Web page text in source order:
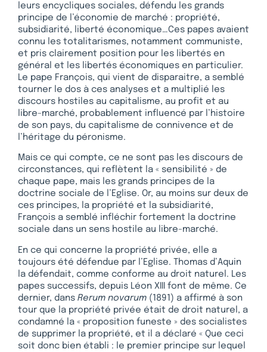
leurs encycliques sociales, défendu les grands
principe de l’économie de marché : propriété,
subsidiarité, liberté économique…Ces papes avaient
connu les totalitarismes, notamment communiste,
et pris clairement position pour les libertés en
général et les libertés économiques en particulier.
Le pape François, qui vient de disparaitre, a semblé
tourner le dos à ces analyses et a multiplié les
discours hostiles au capitalisme, au profit et au
libre-marché, probablement influencé par l’histoire
de son pays, du capitalisme de connivence et de
l’héritage du péronisme.
Mais ce qui compte, ce ne sont pas les discours de
circonstances, qui reflètent la « sensibilité » de
chaque pape, mais les grands principes de la
doctrine sociale de l’Eglise. Or, au moins sur deux de
ces principes, la propriété et la subsidiarité,
François a semblé infléchir fortement la doctrine
sociale dans un sens hostile au libre-marché.
En ce qui concerne la propriété privée, elle a
toujours été défendue par l’Eglise. Thomas d’Aquin
la défendait, comme conforme au droit naturel. Les
papes successifs, depuis Léon XIII font de même. Ce
dernier, dans Rerum novarum (1891) a affirmé à son
tour que la propriété privée était de droit naturel, a
condamné la « proposition funeste » des socialistes
de supprimer la propriété, et il a déclaré « Que ceci
soit donc bien établi : le premier principe sur lequel